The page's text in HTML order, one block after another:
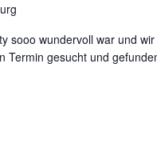
sooo wundervoll war und
Termin gesucht und